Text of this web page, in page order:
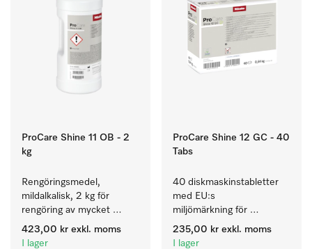
ProCare Shine 11 OB - 2
kg
Rengöringsmedel,
mildalkalisk, 2 kg för
rengöring av mycket
smutsigt porslin, bestick
och glas.
423,00 kr exkl. moms
I lager
ProCare Shine 12 GC - 40
Tabs
40 diskmaskinstabletter
med EU:s
miljömärkning för
rengöring av mycket
smutsigt porslin, bestick
235,00 kr exkl. moms
I lager